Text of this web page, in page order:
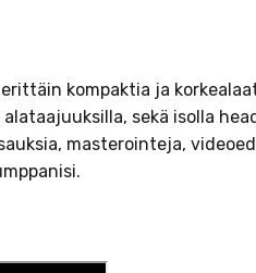
kompaktia ja
sekä isolla
masterointeja,